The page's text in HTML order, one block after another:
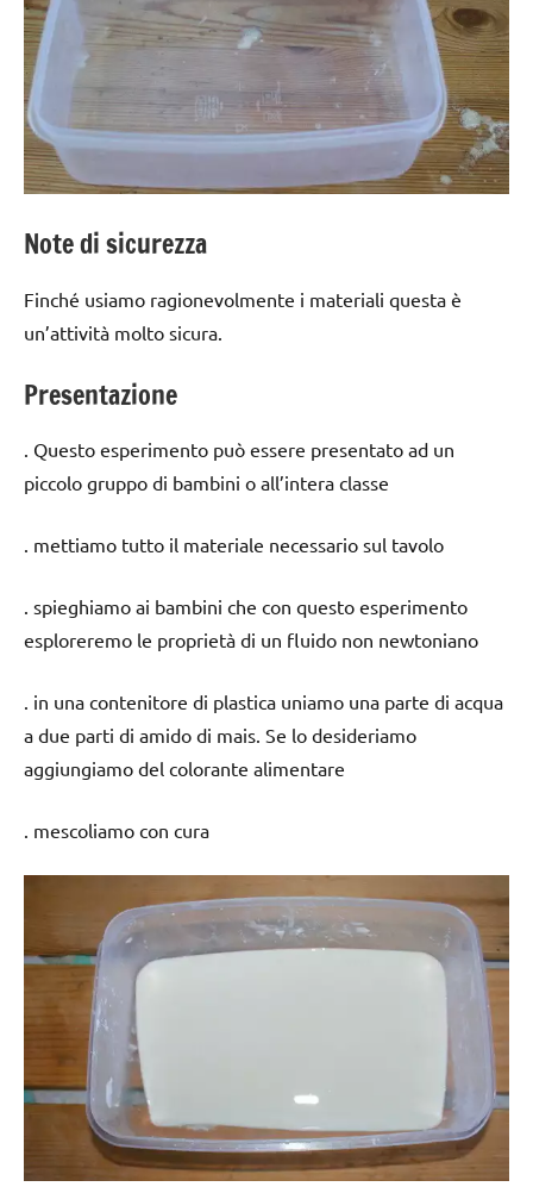
Note di sicurezza
Finché usiamo ragionevolmente i materiali questa è
un’attività molto sicura.
Presentazione
. Questo esperimento può essere presentato ad un
piccolo gruppo di bambini o all’intera classe
. mettiamo tutto il materiale necessario sul tavolo
. spieghiamo ai bambini che con questo esperimento
esploreremo le proprietà di un fluido non newtoniano
. in una contenitore di plastica uniamo una parte di acqua
a due parti di amido di mais. Se lo desideriamo
aggiungiamo del colorante alimentare
. mescoliamo con cura